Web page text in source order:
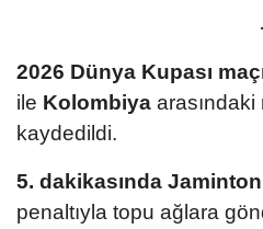
2026 Dünya Kupası
ile Kolombiya
kaydedildi.
5. dakikasında
penaltıyla topu ağlara